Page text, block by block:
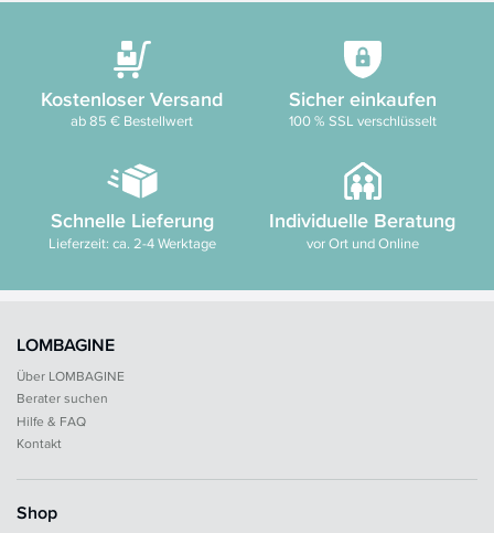
Kostenloser Versand
ab 85 € Bestellwert
Sicher einkaufen
100 % SSL verschlüsselt
Schnelle Lieferung
Lieferzeit: ca. 2-4 Werktage
Individuelle Beratung
vor Ort und Online
LOMBAGINE
Über LOMBAGINE
Berater suchen
Hilfe & FAQ
Kontakt
Shop